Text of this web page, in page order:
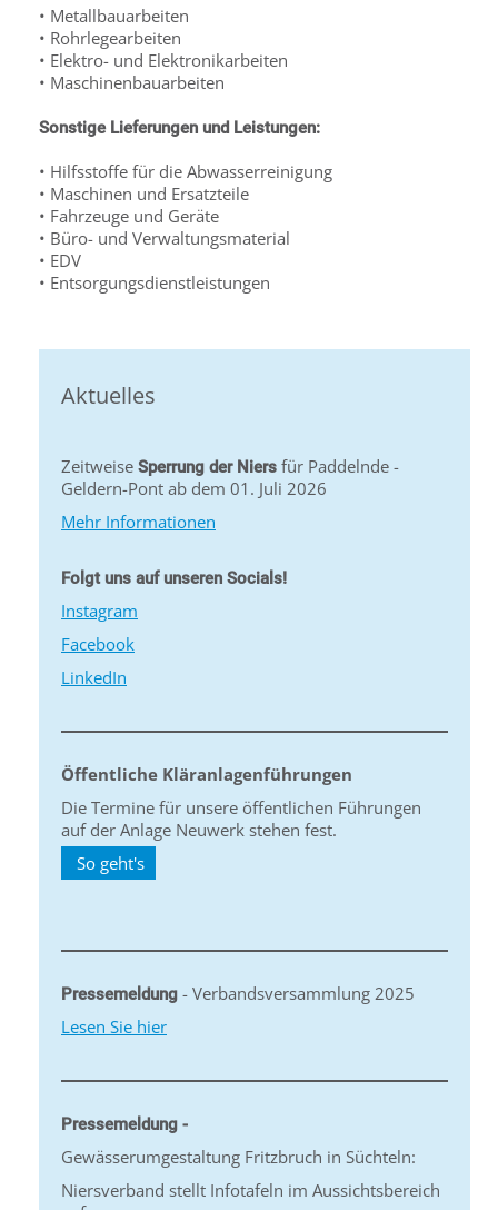
• Metallbauarbeiten
• Rohrlegearbeiten
• Elektro- und Elektronikarbeiten
• Maschinenbauarbeiten
Sonstige Lieferungen und Leistungen:
• Hilfsstoffe für die Abwasserreinigung
• Maschinen und Ersatzteile
• Fahrzeuge und Geräte
• Büro- und Verwaltungsmaterial
• EDV
• Entsorgungsdienstleistungen
Aktuelles
Zeitweise Sperrung der Niers für Paddelnde -
Geldern-Pont ab dem 01. Juli 2026
Mehr Informationen
Folgt uns auf unseren Socials!
Instagram
Facebook
LinkedIn
Öffentliche Kläranlagenführungen
Die Termine für unsere öffentlichen Führungen
auf der Anlage Neuwerk stehen fest.
So geht's
Pressemeldung - Verbandsversammlung 2025
Lesen Sie hier
Pressemeldung -
Gewässerumgestaltung Fritzbruch in Süchteln:
Niersverband stellt Infotafeln im Aussichtsbereich